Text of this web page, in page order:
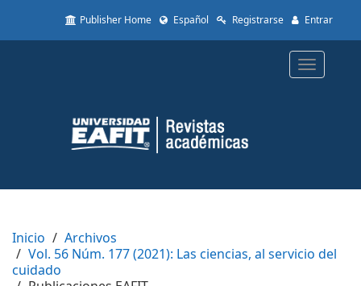
to
Content
Sidebar
Publisher Home Español Registrarse Entrar
Toggle
Inicio
Archivos
Vol. 56 Núm. 177 (2021): Las ciencias, al servicio del
cuidado